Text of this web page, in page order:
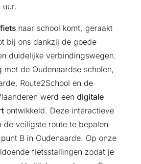
uur.
fiets naar school komt, geraakt
bij ons dankzij de goede
duidelijke verbindingswegen.
met de Oudenaardse scholen,
Route2School en de
werd een digitale
ontwikkeld. Deze interactieve
de veiligste route te bepalen
B in Oudenaarde. Op onze
fietsstallingen zodat je